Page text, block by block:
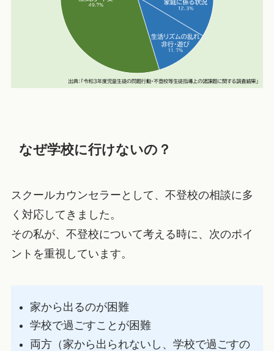
なぜ学校に行けないの？
スクールカウンセラーとして、不登校の相談に多
く対応してきました。
その私が、不登校について考える時に、次のポイ
ントを重視しています。
家から出るのが困難
学校で過ごすことが困難
両方（家から出られないし、学校で過ごすの